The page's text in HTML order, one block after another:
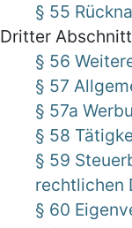
§ 55
Dritter
§ 56
§ 57
§ 57a
§ 58
§ 59
rechtlichen
§ 60